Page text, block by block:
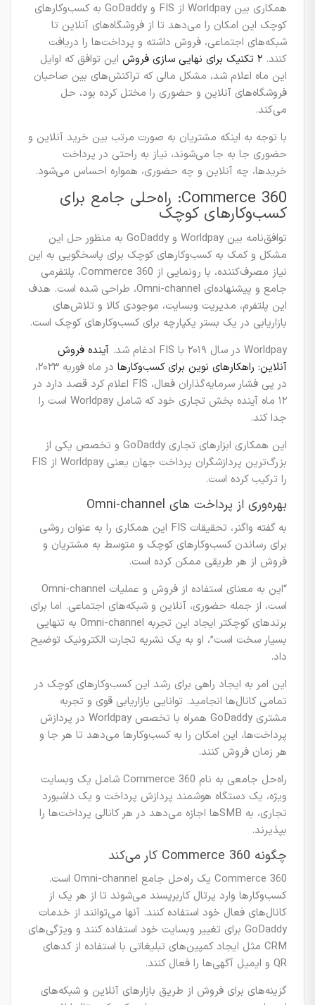
همکاری بین Worldpay از FIS و GoDaddy به کسب‌وکارهای
کوچک این امکان را می‌دهد تا از فروشگاه‌های آنلاین تا
شبکه‌های اجتماعی، فروش داشته و پرداخت‌ها را دریافت
کنند. ۲ تکنیک برای نهایی سازی فروش
این توافق که اوایل
این ماه اعلام شد، مشکل مالی که تراکنش‌های بین صاحبان
فروشگاه‌های آنلاین و حضوری را مختل کرده بود، حل
می‌کند.
با توجه به اینکه مشتریان به صورت مرتب بین خرید آنلاین و
حضوری جا به جا می‌شوند، نیاز به راحتی در پرداخت
خریدها، چه آنلاین و چه حضوری، همواره احساس می‌شود.
Commerce 360: راه‌حلی جامع برای
کسب‌وکارهای کوچک
توافق‌نامه بین Worldpay و GoDaddy به منظور حل این
مشکل و کمک به کسب‌وکارهای کوچک برای پاسخگویی به این
نیاز مصرف‌کننده، با رونمایی از Commerce 360، پلتفرمی
جامع و پیشنهاده‌ای Omni-channel، طراحی شده است. هدف
این پلتفرم، مدیریت وبسایت، موجودی کالا و تلاش‌های
بازاریابی در یک بستر یکپارچه برای کسب‌وکارهای کوچک است.
Worldpay در سال ۲۰۱۹ با FIS ادغام شد.
آینده فروش
آنلاین: راهکارهای نوین برای کسب‌وکارها
در ماه فوریه ۲۰۲۳،
در پی فشار سرمایه‌گذاران فعال، FIS اعلام کرد قصد دارد در
۱۲ ماه آینده بخش تجاری خود که شامل Worldpay است را
جدا کند.
این همکاری ابزارهای تجاری GoDaddy و تخصص یکی از
بزرگ‌ترین پردازشگران پرداخت جهان یعنی Worldpay از FIS
را ترکیب کرده است.
بهره‌وری از پرداخت های Omni-channel
به گفته واگنر، تحقیقات FIS این همکاری را به عنوان روشی
برای رساندن کسب‌وکارهای کوچک و متوسط به مشتریان و
فروش از هر طریقی ممکن کرده است.
“این به معنای استفاده از فروش و عملیات Omni-channel
است، از جمله حضوری، آنلاین و شبکه‌های اجتماعی. اما برای
برندهای کوچکتر ایجاد این تجربه Omni-channel به تنهایی
بسیار سخت است”، او به یک نشریه تجارت الکترونیک توضیح
داد.
این امر به ایجاد راهی برای رشد این کسب‌وکارهای کوچک در
تمامی کانال‌ها انجامید. توانایی بازاریابی قوی و تجربه
مشتری GoDaddy همراه با تخصص Worldpay در پردازش
پرداخت‌ها، این امکان را به کسب‌وکارها می‌دهد تا هر جا و
هر زمان فروش کنند.
راه‌حل جامعی به نام Commerce 360 شامل یک وبسایت
ویژه، یک دستگاه هوشمند پردازش پرداخت و یک داشبورد
تجاری، به SMBها اجازه می‌دهد در هر کانالی پرداخت‌ها را
بپذیرند.
چگونه Commerce 360 کار می‌کند
Commerce 360 یک راه‌حل جامع Omni-channel است.
کسب‌وکارها وارد پرتال کاربرپسند می‌شوند تا از هر یک از
کانال‌های فعال خود استفاده کنند. آنها می‌توانند از خدمات
GoDaddy برای تغییر وبسایت خود استفاده کنند و ویژگی‌های
CRM مثل ایجاد کمپین‌های تبلیغاتی با استفاده از کدهای
QR و ایمیل آگهی‌ها را فعال کنند.
گزینه‌های برای فروش از طریق بازارهای آنلاین و شبکه‌های